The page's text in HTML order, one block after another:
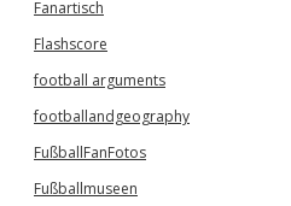
Fanartisch
Flashscore
football arguments
footballandgeography
FußballFanFotos
Fußballmuseen